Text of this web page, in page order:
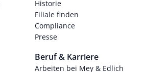
Historie
Filiale finden
Compliance
Presse
Beruf & Karriere
Arbeiten bei Mey & Edlich